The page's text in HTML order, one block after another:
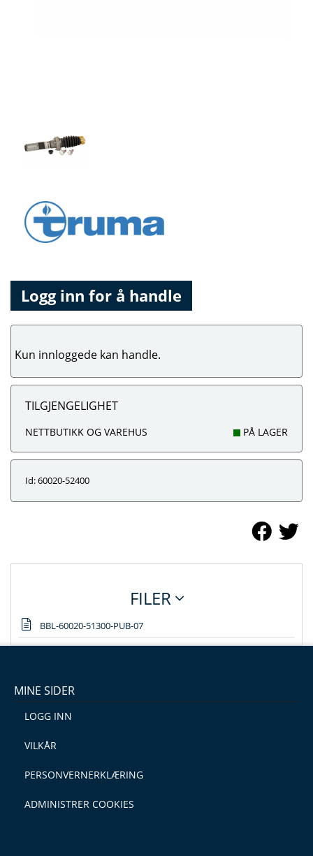
Logg inn for å handle
Kun innloggede kan handle.
TILGJENGELIGHET
NETTBUTIKK OG VAREHUS PÅ LAGER
Id: 60020-52400
FILER
BBL-60020-51300-PUB-07
MINE SIDER
LOGG INN
VILKÅR
PERSONVERNERKLÆRING
ADMINISTRER COOKIES